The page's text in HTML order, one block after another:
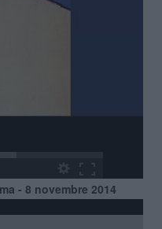
- 8 novembre 2014